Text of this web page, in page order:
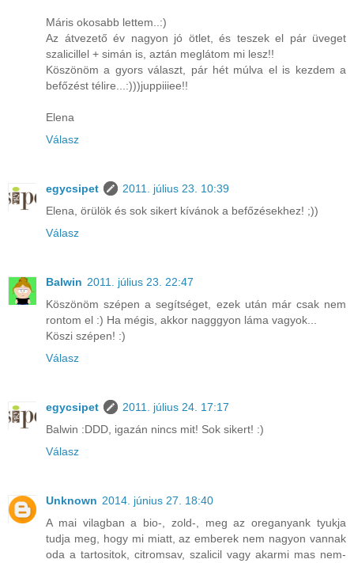
Máris okosabb lettem..:)
Az átvezető év nagyon jó ötlet, és teszek el pár üveget
szalicillel + simán is, aztán meglátom mi lesz!!
Köszönöm a gyors választ, pár hét múlva el is kezdem a
befőzést télire...:)))juppiiiee!!
Elena
Válasz
egycsipet
2011. július 23. 10:39
Elena, örülök és sok sikert kívánok a befőzésekhez! ;))
Válasz
Balwin 2011. július 23. 22:47
Köszönöm szépen a segítséget, ezek után már csak nem
rontom el :) Ha mégis, akkor nagggyon láma vagyok...
Köszi szépen! :)
Válasz
egycsipet
2011. július 24. 17:17
Balwin :DDD, igazán nincs mit! Sok sikert! :)
Válasz
Unknown 2014. június 27. 18:40
A mai vilagban a bio-, zold-, meg az oreganyank tyukja
tudja meg, hogy mi miatt, az emberek nem nagyon vannak
oda a tartositok, citromsav, szalicil vagy akarmi mas nem-